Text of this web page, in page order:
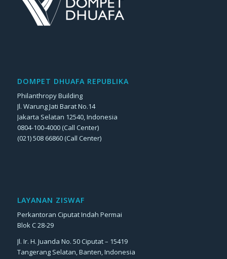
DOMPET DHUAFA REPUBLIKA
Philanthropy Building
Jl. Warung Jati Barat No.14
Jakarta Selatan 12540, Indonesia
0804-100-4000 (Call Center)
(021) 508 66860 (Call Center)
LAYANAN ZISWAF
Perkantoran Ciputat Indah Permai
Blok C 28-29
Jl. Ir. H. Juanda No. 50 Ciputat – 15419
Tangerang Selatan, Banten, Indonesia